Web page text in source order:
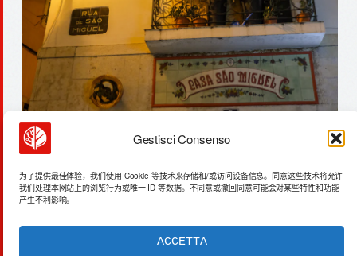
Gestisci Consenso
为了提供最佳体验，我们使用 Cookie 等技术来存储和/或访问设备信息。同意这些技术将允许
我们处理本网站上的浏览行为或唯一 ID 等数据。不同意或撤回同意可能会对某些特性和功能
产生不利影响。
ACCETTA
英格兰生态损失：9300万英镑的货币化评估